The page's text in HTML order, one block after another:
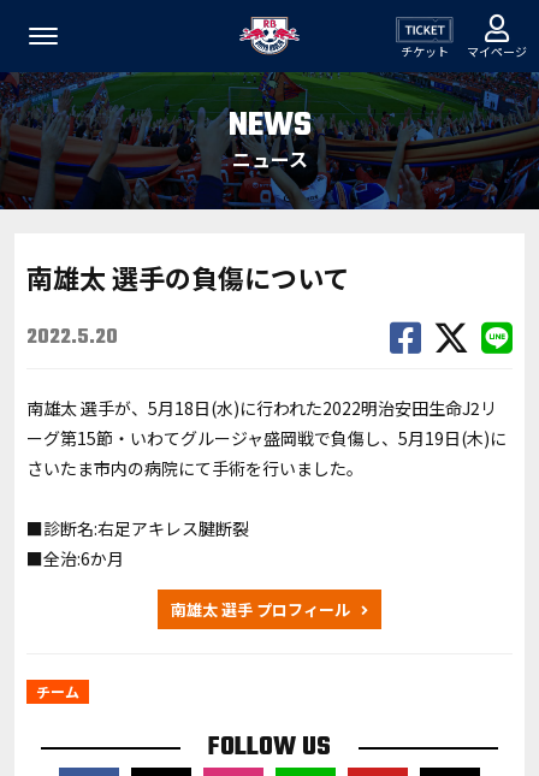
チケット マイページ
NEWS
ニュース
南雄太 選手の負傷について
2022.5.20
南雄太 選手が、5月18日(水)に行われた2022明治安田生命J2リ
ーグ第15節・いわてグルージャ盛岡戦で負傷し、5月19日(木)に
さいたま市内の病院にて手術を行いました。
■診断名:右足アキレス腱断裂
■全治:6か月
南雄太 選手 プロフィール
チーム
FOLLOW US